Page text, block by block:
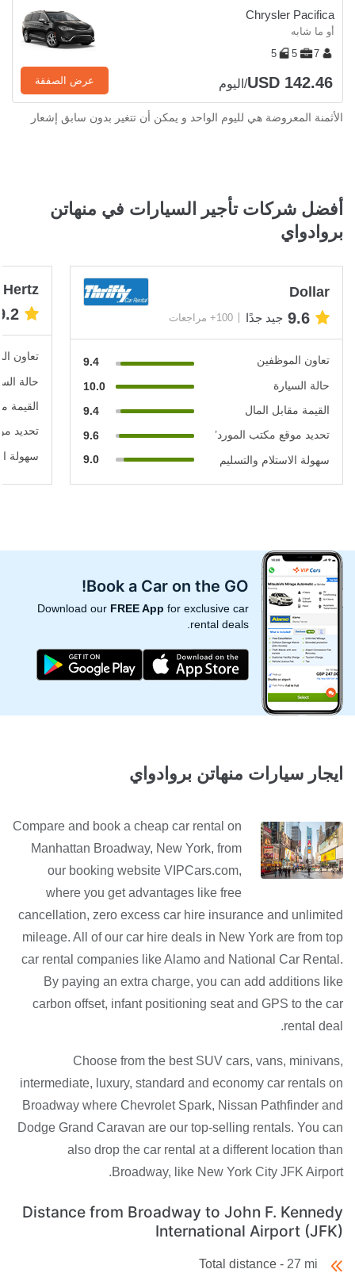
Chrysler Pacifica
أو ما شابه
7
5
5
USD 142.46/اليوم عرض الصفقة
الأثمنة المعروضة هي لليوم الواحد و يمكن أن تتغير بدون سابق إشعار
أفضل شركات تأجير السيارات في منهاتن
بروادواي
Dollar
9.6 جيد جدًا 100+ مراجعات
تعاون الموظفين
9.4
حالة السيارة
10.0
القيمة مقابل المال
9.4
تحديد موقع مكتب المورد’
9.6
سهولة الاستلام والتسليم
9.0
Hertz
تعاون
حالة
القيمة
تحديد
سهولة
Book a Car on the GO!
Download our FREE App for exclusive car
rental deals.
ايجار سيارات منهاتن بروادواي
Compare and book a cheap car rental on
Manhattan Broadway, New York, from
our booking website VIPCars.com,
where you get advantages like free
cancellation, zero excess car hire insurance and unlimited
mileage. All of our car hire deals in New York are from top
car rental companies like Alamo and National Car Rental.
By paying an extra charge, you can add additions like
carbon offset, infant positioning seat and GPS to the car
rental deal.
Choose from the best SUV cars, vans, minivans,
intermediate, luxury, standard and economy car rentals on
Broadway where Chevrolet Spark, Nissan Pathfinder and
Dodge Grand Caravan are our top-selling rentals. You can
also drop the car rental at a different location than
Broadway, like New York City JFK Airport.
Distance from Broadway to John F. Kennedy
International Airport (JFK)
Total distance - 27 mi